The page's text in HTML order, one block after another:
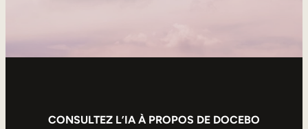
CONSULTEZ L’IA À PROPOS DE DOCEBO